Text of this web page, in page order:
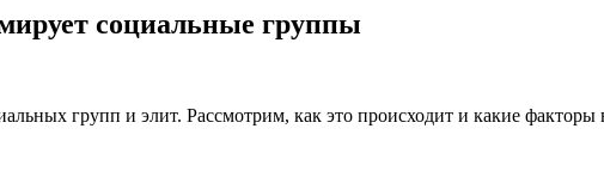
социальные группы
групп и элит. Рассмотрим, как это происходит и какие факторы